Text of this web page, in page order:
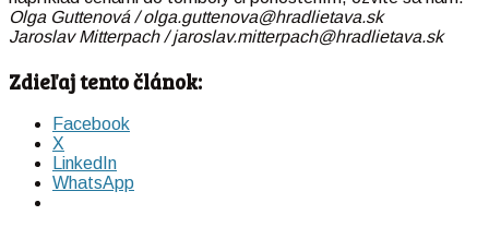
Olga Guttenová / olga.guttenova@hradlietava.sk
Jaroslav Mitterpach / jaroslav.mitterpach@hradlietava.sk
Zdieľaj tento článok:
Facebook
X
LinkedIn
WhatsApp